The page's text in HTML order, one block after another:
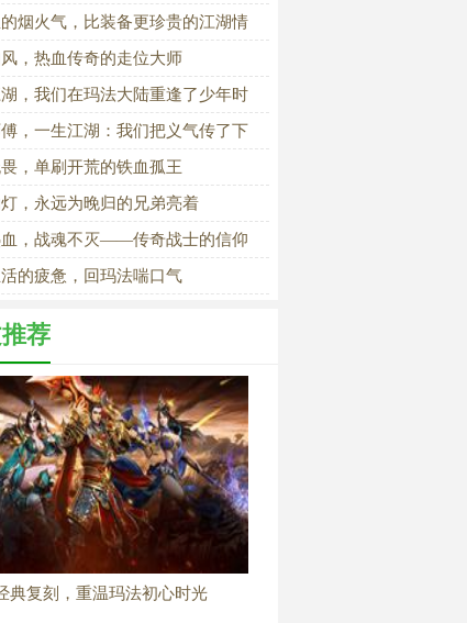
烟火气，比装备更珍贵的江湖情
，热血传奇的走位大师
，我们在玛法大陆重逢了少年时
，一生江湖：我们把义气传了下
，单刷开荒的铁血孤王
，永远为晚归的兄弟亮着
血，战魂不灭——传奇战士的信仰
的疲惫，回玛法喘口气
荐
典复刻，重温玛法初心时光